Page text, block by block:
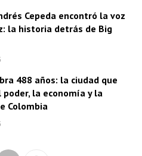
Cepeda encontró la voz
la historia detrás de Big
488 años: la ciudad que
la economía y la
Colombia